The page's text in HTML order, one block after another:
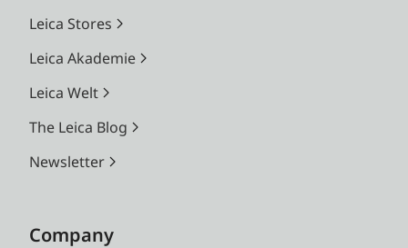
Leica Stores
Leica Akademie
Leica Welt
The Leica Blog
Newsletter
Company